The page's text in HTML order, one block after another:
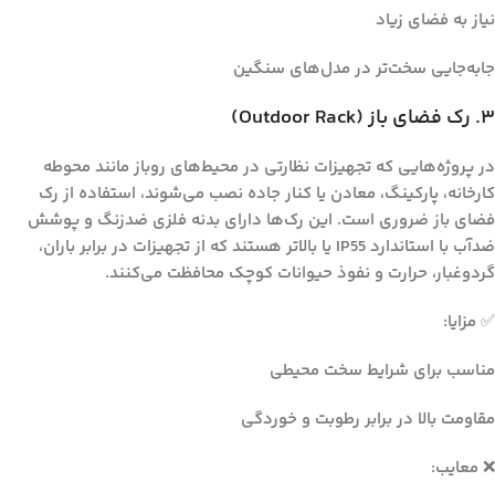
نیاز به فضای زیاد
جابه‌جایی سخت‌تر در مدل‌های سنگین
۳. رک فضای باز (Outdoor Rack)
در پروژه‌هایی که تجهیزات نظارتی در محیط‌های روباز مانند محوطه
کارخانه، پارکینگ، معادن یا کنار جاده نصب می‌شوند، استفاده از رک
فضای باز ضروری است. این رک‌ها دارای بدنه فلزی ضدزنگ و پوشش
ضدآب با استاندارد IP55 یا بالاتر هستند که از تجهیزات در برابر باران،
گردوغبار، حرارت و نفوذ حیوانات کوچک محافظت می‌کنند.
✅ مزایا:
مناسب برای شرایط سخت محیطی
مقاومت بالا در برابر رطوبت و خوردگی
❌ معایب: